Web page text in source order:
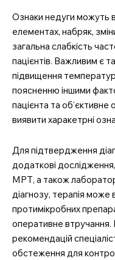
Ознаки недуги можуть
елементах, набряк,
загальна слабкість
пацієнтів. Важливим є
підвищення
поясненню іншими
пацієнта та
виявити харакетрні
Для підтвердження
додаткові
МРТ, а також
діагнозу, терапія
протимікробних
оперативне
рекомендацій
обстеження для